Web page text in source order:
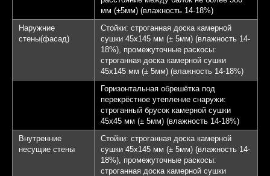
мм (±5мм) (влажность 14-18%)
Наружние
стены(фасад)
Стойки: строганная доска камерной
сушки 45х145 мм (± 5мм) (влажность 14-
18%), промежуточные раскосы:
строганная доска камерной сушки
45х145 мм (± 5мм) (влажность 14-18%)
Горизонтальная обрешётка под
перекрёстное утепление снаружи:
строганный брусок камерной сушки
45х45 мм (± 5мм) (влажность 14-18%)
Внутренние
несущие стены
Стойки: строганная доска камерной
сушки 45х145 мм (± 5мм) (влажность 14-
18%), промежуточные раскосы:
строганная доска камерной сушки